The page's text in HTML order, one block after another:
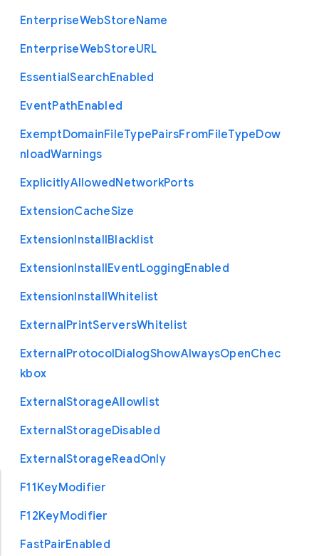
EnterpriseWebStoreName
EnterpriseWebStoreURL
EssentialSearchEnabled
EventPathEnabled
ExemptDomainFileTypePairsFromFileTypeDow
nloadWarnings
ExplicitlyAllowedNetworkPorts
ExtensionCacheSize
ExtensionInstallBlacklist
ExtensionInstallEventLoggingEnabled
ExtensionInstallWhitelist
ExternalPrintServersWhitelist
ExternalProtocolDialogShowAlwaysOpenChec
kbox
ExternalStorageAllowlist
ExternalStorageDisabled
ExternalStorageReadOnly
F11KeyModifier
F12KeyModifier
FastPairEnabled